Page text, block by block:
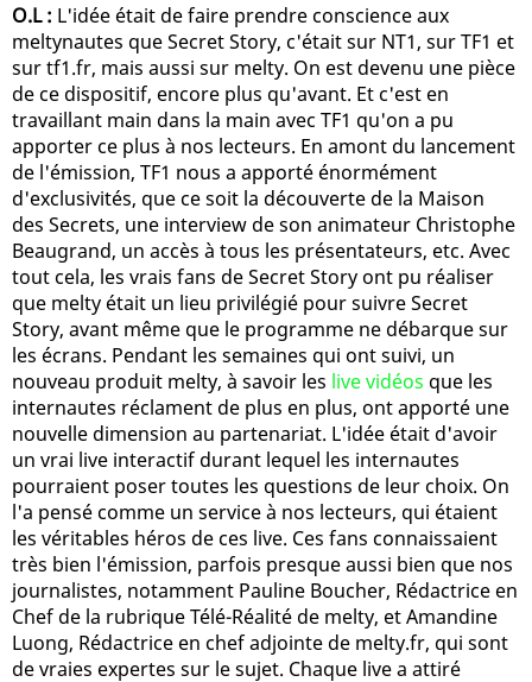
O.L : L'idée était de faire prendre conscience aux
meltynautes que Secret Story, c'était sur NT1, sur TF1 et
sur tf1.fr, mais aussi sur melty. On est devenu une pièce
de ce dispositif, encore plus qu'avant. Et c'est en
travaillant main dans la main avec TF1 qu'on a pu
apporter ce plus à nos lecteurs. En amont du lancement
de l'émission, TF1 nous a apporté énormément
d'exclusivités, que ce soit la découverte de la Maison
des Secrets, une interview de son animateur Christophe
Beaugrand, un accès à tous les présentateurs, etc. Avec
tout cela, les vrais fans de Secret Story ont pu réaliser
que melty était un lieu privilégié pour suivre Secret
Story, avant même que le programme ne débarque sur
les écrans. Pendant les semaines qui ont suivi, un
nouveau produit melty, à savoir les live vidéos que les
internautes réclament de plus en plus, ont apporté une
nouvelle dimension au partenariat. L'idée était d'avoir
un vrai live interactif durant lequel les internautes
pourraient poser toutes les questions de leur choix. On
l'a pensé comme un service à nos lecteurs, qui étaient
les véritables héros de ces live. Ces fans connaissaient
très bien l'émission, parfois presque aussi bien que nos
journalistes, notamment Pauline Boucher, Rédactrice en
Chef de la rubrique Télé-Réalité de melty, et Amandine
Luong, Rédactrice en chef adjointe de melty.fr, qui sont
de vraies expertes sur le sujet. Chaque live a attiré